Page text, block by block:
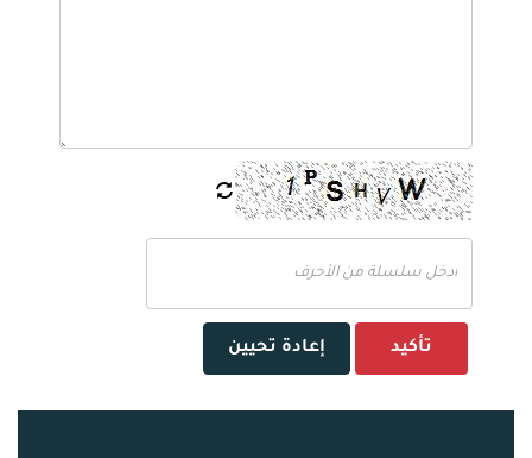
تأكيد إعادة تحيين